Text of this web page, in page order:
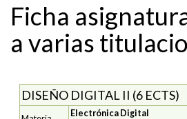
Ficha
a varias
DISEÑO DIGITAL II (6 ECTS)
Electrónica Digital